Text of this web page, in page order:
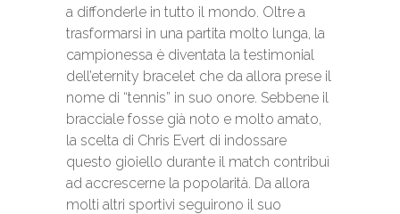
a diffonderle in tutto il mondo. Oltre a
trasformarsi in una partita molto lunga, la
campionessa è diventata la testimonial
dell’eternity bracelet che da allora prese il
nome di “tennis” in suo onore. Sebbene il
bracciale fosse già noto e molto amato,
la scelta di Chris Evert di indossare
questo gioiello durante il match contribuì
ad accrescerne la popolarità. Da allora
molti altri sportivi seguirono il suo